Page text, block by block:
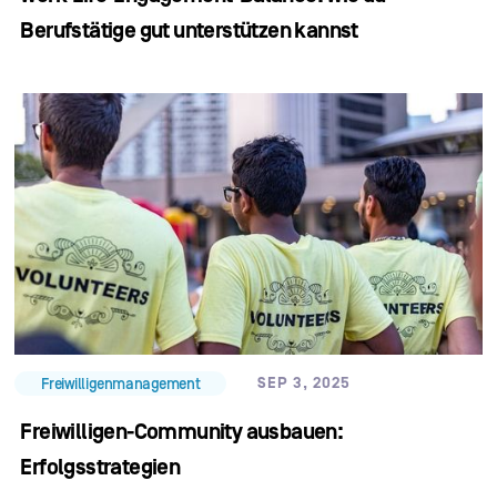
Berufstätige gut unterstützen kannst
Freiwilligenmanagement SEP 3, 2025
Freiwilligen-Community ausbauen:
Erfolgsstrategien